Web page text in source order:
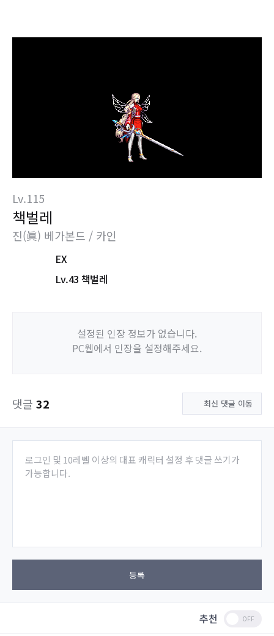
Lv.115
책벌레
진(眞) 베가본드 / 카인
EX
Lv.43 책벌레
설정된 인장 정보가 없습니다.
PC웹에서 인장을 설정해주세요.
댓글 32 최신 댓글 이동
로그인 및 10레벨 이상의 대표 캐릭터 설정 후 댓글 쓰기가
가능합니다.
등록
추천